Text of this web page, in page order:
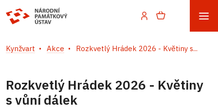
Kynžvart Akce Rozkvetlý Hrádek 2026 - Květiny s...
Rozkvetlý Hrádek 2026 - Květiny
s vůní dálek